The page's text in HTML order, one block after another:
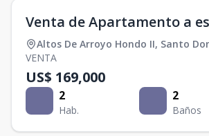
Venta de Apartamento a
Altos De Arroyo Hondo II, Santo
VENTA
US$ 169,000
2
Hab.
2
Baños